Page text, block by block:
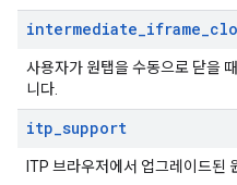
intermediate_iframe_
사용자가 원탭을 수동으로 닫을
니다.
itp_support
ITP 브라우저에서 업그레이드된